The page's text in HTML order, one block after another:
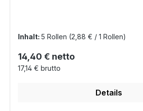
Inhalt: 5 Rollen (2,88 € / 1 Rollen)
Regulärer Preis:
14,40 € netto
17,14 € brutto
Details